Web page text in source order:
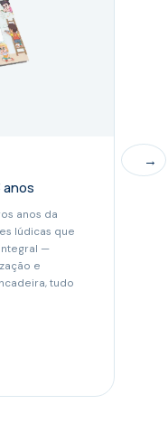
anos
anos da
lúdicas que
—
e
tudo
→